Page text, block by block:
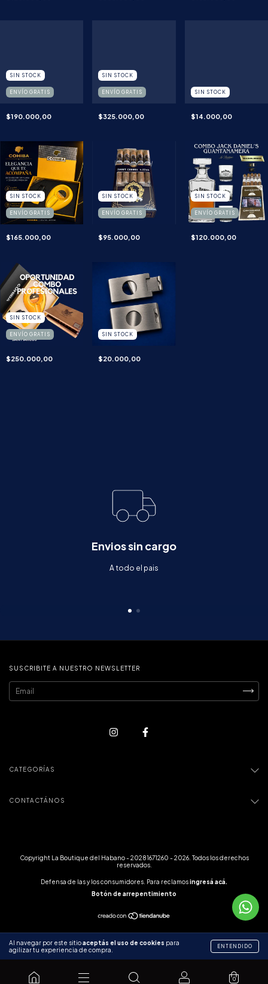
Al navegar por este sitioaceptás el uso de cookies para
agilizar tu experiencia de compra.
ENTENDIDO
0
SIN STOCK
ENVÍO GRATIS
$190.000,00
SIN STOCK
ENVÍO GRATIS
$325.000,00
SIN STOCK
$14.000,00
SIN STOCK
ENVÍO GRATIS
$165.000,00
SIN STOCK
ENVÍO GRATIS
$95.000,00
SIN STOCK
ENVÍO GRATIS
$120.000,00
SIN STOCK
ENVÍO GRATIS
$250.000,00
SIN STOCK
$20.000,00
Envios sin cargo
A todo el pais
SUSCRIBITE A NUESTRO NEWSLETTER
CATEGORÍAS
CONTACTÁNOS
Copyright La Boutique del Habano - 20281671260 - 2026. Todos los derechos
reservados.
Defensa de las y los consumidores. Para reclamosingresá acá.
Botón de arrepentimiento